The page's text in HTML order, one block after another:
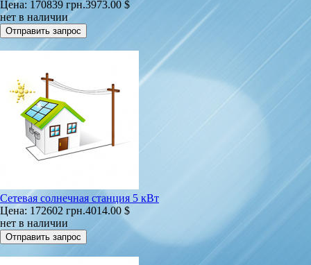
Цена: 170839 грн.3973.00 $
нет в наличии
Сетевая солнечная станция 5 кВт
Цена: 172602 грн.4014.00 $
нет в наличии